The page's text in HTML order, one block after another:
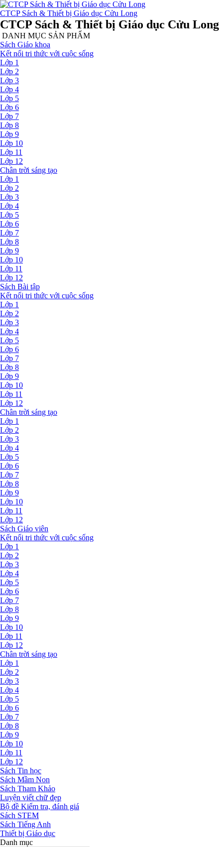
CTCP Sách & Thiết bị Giáo dục Cửu Long
CTCP Sách & Thiết bị Giáo dục Cửu Long
DANH MỤC SẢN PHẨM
Sách Giáo khoa
Kết nối tri thức với cuộc sống
Lớp 1
Lớp 2
Lớp 3
Lớp 4
Lớp 5
Lớp 6
Lớp 7
Lớp 8
Lớp 9
Lớp 10
Lớp 11
Lớp 12
Chân trời sáng tạo
Lớp 1
Lớp 2
Lớp 3
Lớp 4
Lớp 5
Lớp 6
Lớp 7
Lớp 8
Lớp 9
Lớp 10
Lớp 11
Lớp 12
Sách Bài tập
Kết nối tri thức với cuộc sống
Lớp 1
Lớp 2
Lớp 3
Lớp 4
Lớp 5
Lớp 6
Lớp 7
Lớp 8
Lớp 9
Lớp 10
Lớp 11
Lớp 12
Chân trời sáng tạo
Lớp 1
Lớp 2
Lớp 3
Lớp 4
Lớp 5
Lớp 6
Lớp 7
Lớp 8
Lớp 9
Lớp 10
Lớp 11
Lớp 12
Sách Giáo viên
Kết nối tri thức với cuộc sống
Lớp 1
Lớp 2
Lớp 3
Lớp 4
Lớp 5
Lớp 6
Lớp 7
Lớp 8
Lớp 9
Lớp 10
Lớp 11
Lớp 12
Chân trời sáng tạo
Lớp 1
Lớp 2
Lớp 3
Lớp 4
Lớp 5
Lớp 6
Lớp 7
Lớp 8
Lớp 9
Lớp 10
Lớp 11
Lớp 12
Sách Tin học
Sách Mầm Non
Sách Tham Khảo
Luyện viết chữ đẹp
Bộ đề Kiểm tra, đánh giá
Sách STEM
Sách Tiếng Anh
Thiết bị Giáo dục
Danh mục